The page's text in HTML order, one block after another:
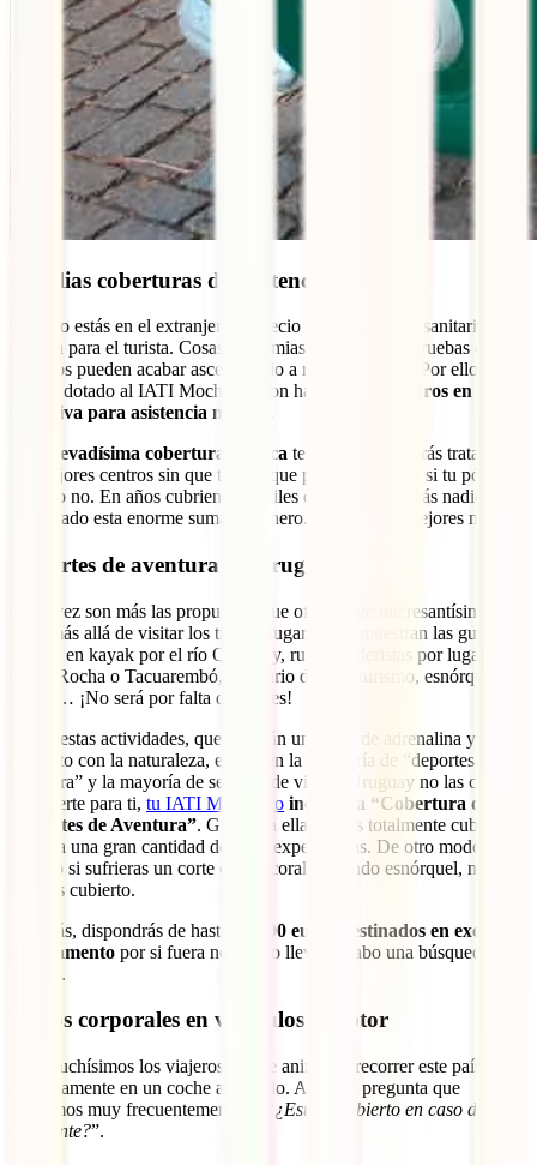
Amplias coberturas de asistencia médica
Cuando estás en el extranjero el precio de la asistencia sanitaria se
dispara para el turista. Cosas tan nimias como cortes, pruebas o
ingresos pueden acabar ascendiendo a miles de euros. Por ello,
hemos dotado al IATI Mochilero con hasta
600.000 euros en
exclusiva para asistencia médica
elevadísima cobertura médica te asegura que serás tratado en
los mejores centros sin que tengas que preocuparte por si tu póliza lo
cubre o no. En años cubriendo a miles de viajeros, jamás nadie ha
necesitado esta enorme suma de dinero. Estás en las mejores manos.
Deportes de aventura en Uruguay
Cada vez son más las propuestas que ofrece este interesantísimo
país, más allá de visitar los típicos lugares que muestran las guías.
Paseos en kayak por el río Queguay, rutas senderistas por lugares
como Rocha o Tacuarembó, itinerario de cicloturismo, esnórquel y
buceo… ¡No será por falta de planes!
Todas estas actividades, que te darán un chute de adrenalina y
contacto con la naturaleza, entran en la categoría de “deportes de
aventura” y la mayoría de seguros de viaje a Uruguay no las cubre.
Por suerte para ti, tu IATI Mochilero incluye la “Cobertura de
Deportes de Aventura”. Gracias a ella estarás totalmente cubierto
frente a una gran cantidad de estas experiencias. De otro modo,
incluso si sufrieras un corte con el coral haciendo esnórquel, no
estarías cubierto.
Además, dispondrás de hasta
15.000 euros destinados en exclusiva
a salvamento por si fuera necesario llevar a cabo una búsqueda y
rescate.
Daños corporales en vehículos a motor
Son muchísimos los viajeros que se animan a recorrer este país
cómodamente en un coche alquilado. Así, una pregunta que
recibimos muy frecuentemente es “ ¿Estaré cubierto en caso de
accidente?”.